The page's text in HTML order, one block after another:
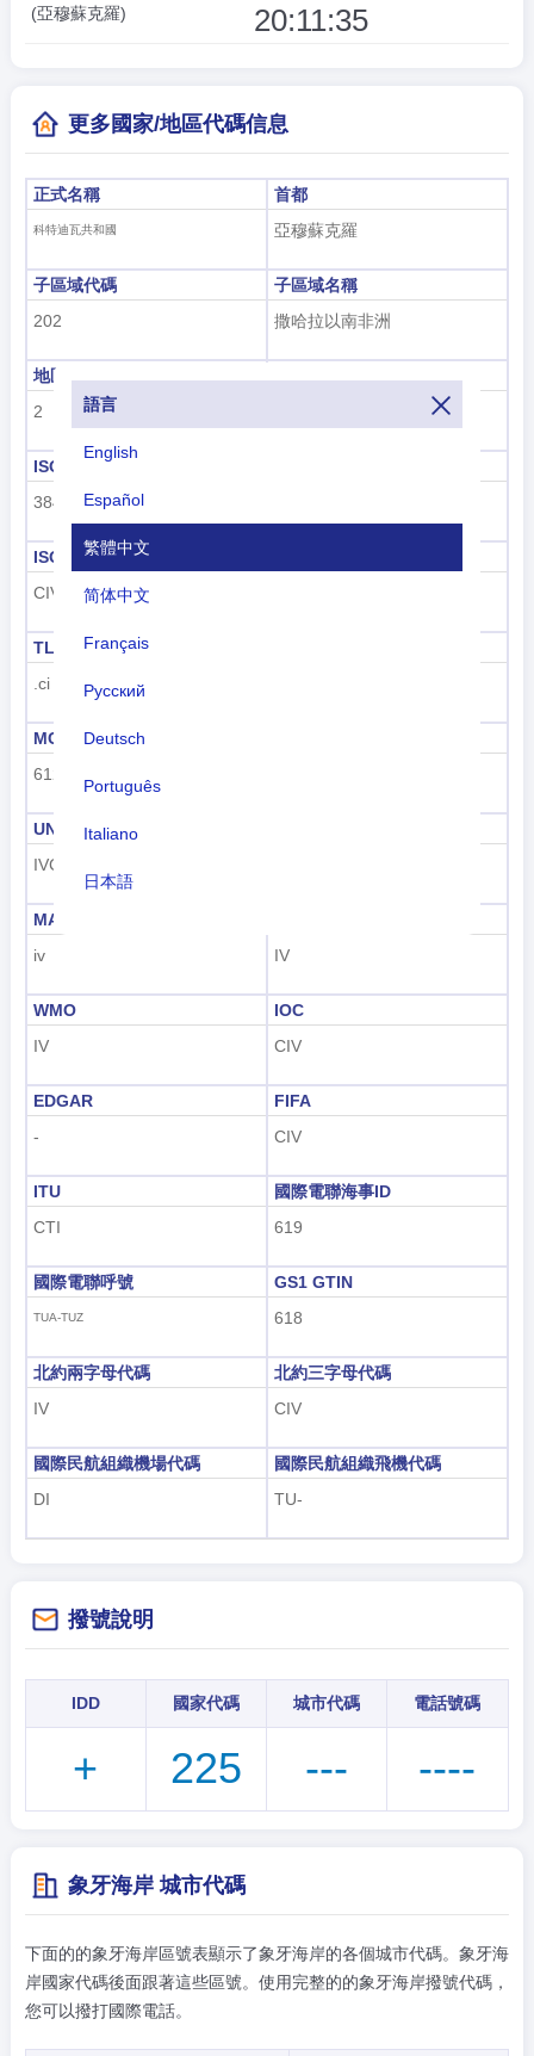
語言
English
Español
繁體中文
简体中文
Français
Русский
Deutsch
Português
Italiano
日本語
Indonesian
हिंदी
(亞穆蘇克羅)
20:11:36
更多國家/地區代碼信息
正式名稱
科特迪瓦共和國
首都
亞穆蘇克羅
子區域代碼
202
子區域名稱
撒哈拉以南非洲
地區代碼
2
ISO 3166-1數字
384
ISO 3166-1-Alpha-3
CIV
TLD
.ci
MCC
612
UNDP
IVC
MARC
iv
IV
WMO
IV
IOC
CIV
EDGAR
-
FIFA
CIV
ITU
CTI
國際電聯海事ID
619
國際電聯呼號
TUA-TUZ
GS1 GTIN
618
北約兩字母代碼
IV
北約三字母代碼
CIV
國際民航組織機場代碼
DI
國際民航組織飛機代碼
TU-
撥號說明
IDD 國家代碼 城市代碼 電話號碼
+ 225 --- ----
象牙海岸 城市代碼
下面的的象牙海岸區號表顯示了象牙海岸的各個城市代碼。象牙海
岸國家代碼後面跟著這些區號。使用完整的的象牙海岸撥號代碼，
您可以撥打國際電話。